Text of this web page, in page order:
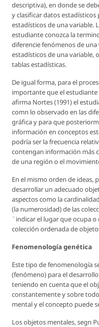
descriptiva), en donde se
y clasificar datos
estadísticos de una variable.
estudiante conozca la
diferencie fenómenos de
estadísticos de una variable,
tablas estadísticas.
De igual forma, para el
importante que el
afirma Nortes (1991) el
comn lo observado en las
gráfica y para que
información en conceptos
podría ser la frecuencia
contengan información más
de una región o el
En el mismo orden de ideas,
desarrollar un adecuado
aspectos como la
(la numerosidad) de las
¨indicar el lugar que ocupa
colección ordenada de
Fenomenología genética
Este tipo de fenomenología
(fenómeno) para el
teniendo en cuenta que el
constantemente y sobre
mental y el concepto puede
Los objetos mentales, segn